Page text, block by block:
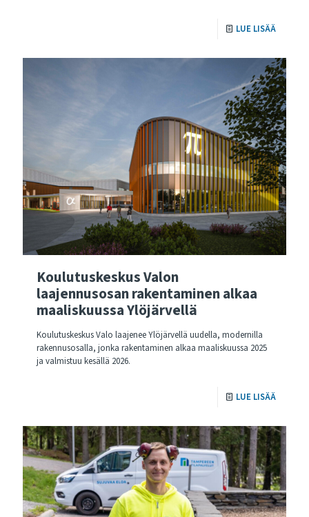
LUE LISÄÄ
Koulutuskeskus Valon
laajennusosan rakentaminen alkaa
maaliskuussa Ylöjärvellä
Koulutuskeskus Valo laajenee Ylöjärvellä uudella, modernilla
rakennusosalla, jonka rakentaminen alkaa maaliskuussa 2025
ja valmistuu kesällä 2026.
LUE LISÄÄ